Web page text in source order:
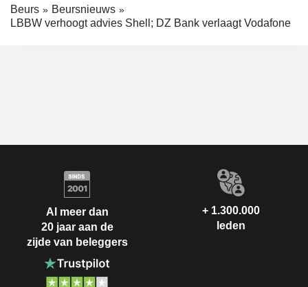
Beurs
Beursnieuws
LBBW verhoogt advies Shell; DZ Bank verlaagt Vodafone
Al meer dan
20 jaar aan de
zijde van beleggers
+ 1.300.000
leden